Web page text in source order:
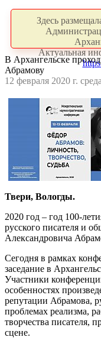
Здесь
Актуальная
В Архангельске
Абрамову
12 февраля 2020 г.
Твери, Вологды.
2020 год – год 100-
русского писателя и
Александровича
Сегодня в рамках
заседание в
Участники
особенностях
репутации Абрамова,
проблемах реализма,
творчества писателя,
сцене.